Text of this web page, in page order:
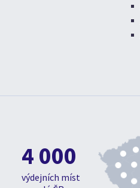
4 000
výdejních míst